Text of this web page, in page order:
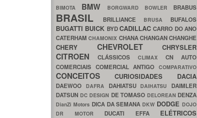
BIMOTA BMW BORGWARD BOWLER BRABUS
BRASIL BRILLIANCE BRUSA BUFALOS
BUGATTI BUICK BYDCADILLACCARRO DO ANO
CATERHAMCHAMONIX CHANACHANGANCHANGHE
CHERY CHEVROLET CHRYSLER
CITROEN CLÁSSICOS CLIMAX CN AUTO
COMERCIAIS COMERCIAL ANTIGOCOMPARATIVO
CONCEITOS CURIOSIDADES DACIA
DAEWOO DAFRA DAHIATSU DAIHATSU DAIMLER
DATSUN DC DESIGN DE TOMASO DELOREAN DENZA
DianZi Motors DICA DA SEMANA DKW DODGE DOJO
DR MOTOR DUCATI EFFA ELÉTRICOS